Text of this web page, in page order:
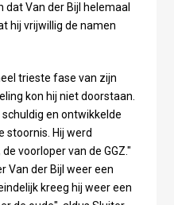
Van der Bijl helemaal
hij vrijwillig de namen
trieste fase van zijn
kon hij niet doorstaan.
en ontwikkelde
stoornis. Hij werd
voorloper van de GGZ."
Van der Bijl weer een
kreeg hij weer een